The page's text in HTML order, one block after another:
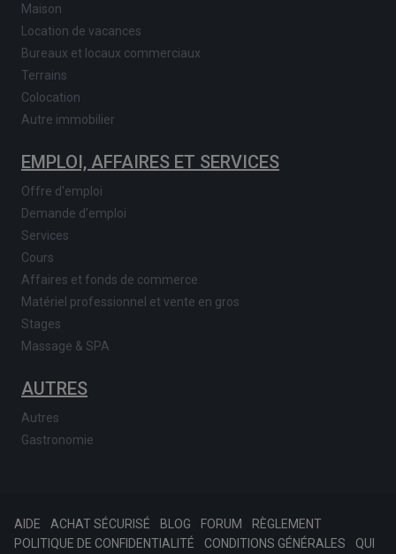
Maison
Location de vacances
Bureaux et locaux commerciaux
Terrains
Colocation
Autre immobilier
EMPLOI, AFFAIRES ET SERVICES
Offre d'emploi
Demande d'emploi
Services
Cours
Affaires et fonds de commerce
Matériel professionnel et vente en gros
Stages
Massage & SPA
AUTRES
Autres
Gastronomie
AIDE ACHAT SÉCURISÉ BLOG FORUM
RÈGLEMENT
POLITIQUE DE CONFIDENTIALITÉ
CONDITIONS GÉNÉRALES QUI